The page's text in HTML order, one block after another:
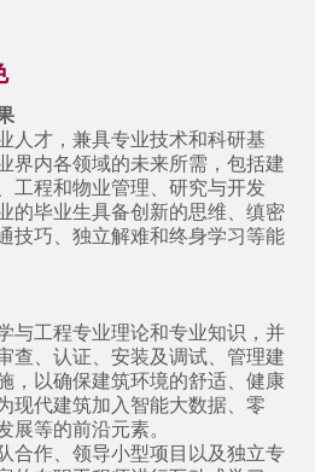
⼈才，兼具专业技术和科研基
界内各领域的未来所需，包括建
⼯程和物业管理、研究与开发
的毕业⽣具备创新的思维、缜密
技巧、独立解难和终身学习等能
与工程专业理论和专业知识，并
查、认证、安装及调试、管理建
，以确保建筑环境的舒适、健康
现代建筑加入智能大数据、零
展等的前沿元素。
合作、领导⼩型项⽬以及独立专